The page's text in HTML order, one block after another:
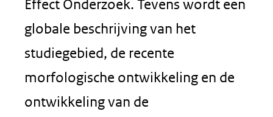
Effect Onderzoek. Tevens wordt een
globale beschrijving van het
studiegebied, de recente
morfologische ontwikkeling en de
ontwikkeling van de